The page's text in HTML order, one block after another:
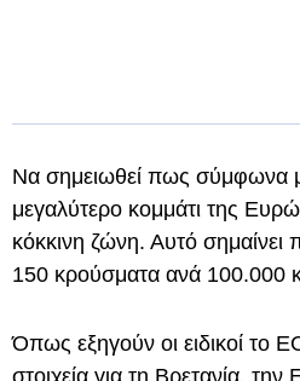
Να σημειωθεί πως σύμφωνα
μεγαλύτερο κομμάτι της
κόκκινη ζώνη. Αυτό
150 κρούσματα ανά 100.000
Όπως εξηγούν οι ειδικοί το